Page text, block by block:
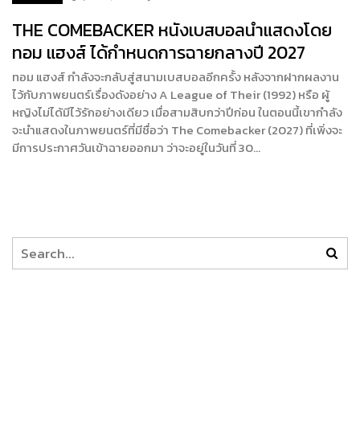
THE COMEBACKER หนังเบสบอลนำแสดงโดย
ทอม แฮงส์ ได้กำหนดการฉายกลางปี 2027
ทอม แฮงส์ กำลังจะกลับสู่สนามเบสบอลอีกครั้ง หลังจากฝากผลงาน
ไว้กับภาพยนตร์เรื่องดังอย่าง A League of Their (1992) หรือ ผู้
หญิงไม่ได้มีไว้รักอย่างเดียว เมื่อสามสิบกว่าปีก่อน ในตอนนี้เขากำลัง
จะนำแสดงในภาพยนตร์ที่มีชื่อว่า The Comebacker (2027) ที่เพิ่งจะ
มีการประกาศวันเข้าฉายออกมา ว่าจะอยู่ในวันที่ 30…